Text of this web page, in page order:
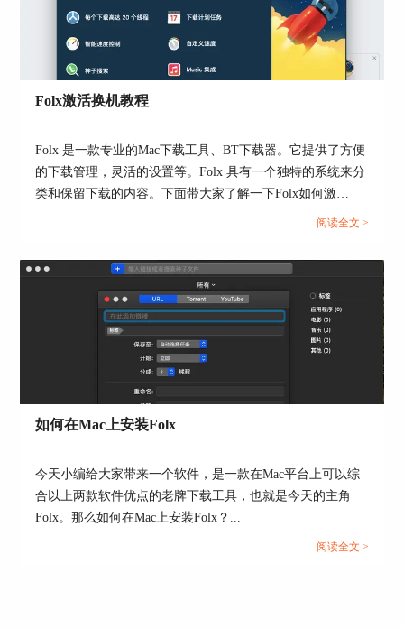
如果没有加急文件，小编都习惯用无限制速度，毕
竟Folx的默认下载速度还是非常快的，为Mac的小
伙伴提供了很多便利。
使用MacBook的小伙伴们，下载时请认准官网正版
下载哦。详情访问Folx中文网站
作者：Noel
Folx激活换机教程
Folx 是一款专业的Mac下载工具、BT下载器。它提供了方便
的下载管理，灵活的设置等。Folx 具有一个独特的系统来分
类和保留下载的内容。下面带大家了解一下Folx如何激
阅读全文 >
如何在Mac上安装Folx
今天小编给大家带来一个软件，是一款在Mac平台上可以综
合以上两款软件优点的老牌下载工具，也就是今天的主角
Folx。那么如何在Mac上安装Folx？...
阅读全文 >